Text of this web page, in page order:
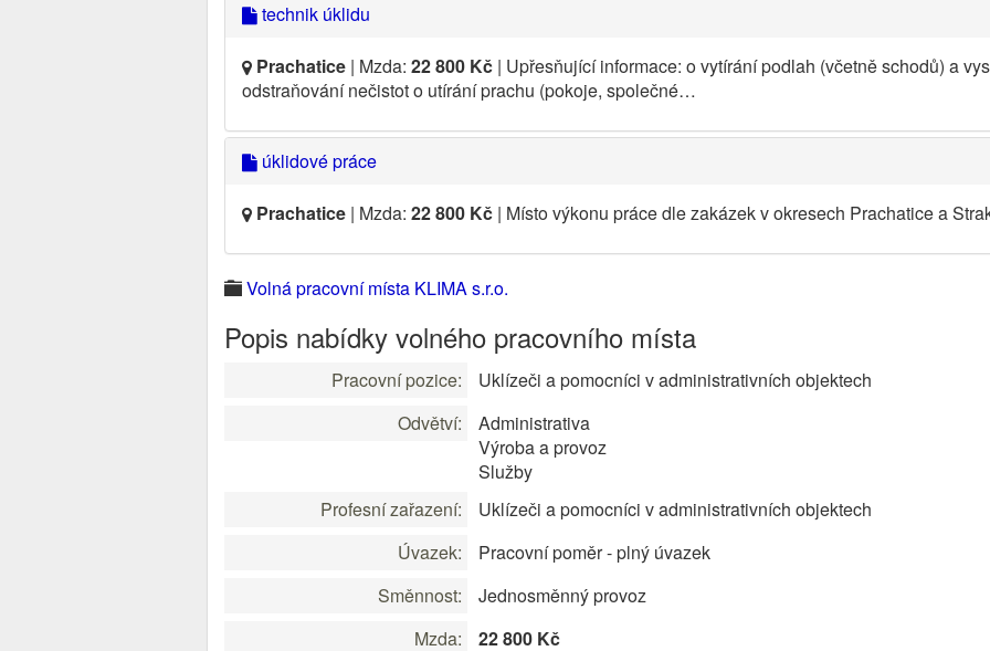
technik úklidu
Prachatice | Mzda: 22 800 Kč | Upřesňující informace: o vytírání podlah (včetně schodů) a
odstraňování nečistot o utírání prachu (pokoje, společné…
úklidové práce
Prachatice | Mzda: 22 800 Kč | Místo výkonu práce dle zakázek v okresech Prachatice a
Volná pracovní místa KLIMA s.r.o.
Popis nabídky volného pracovního místa
Pracovní pozice:
Uklízeči a pomocníci v administrativních objektech
Odvětví:
Administrativa
Výroba a provoz
Služby
Profesní zařazení:
Uklízeči a pomocníci v administrativních objektech
Úvazek:
Pracovní poměr - plný úvazek
Směnnost:
Jednosměnný provoz
Mzda:
22 800 Kč